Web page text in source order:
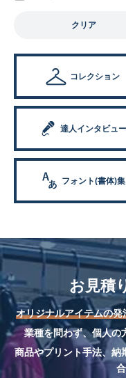
クリア
コレクション
達人インタビュー
フォント(書体)集
お見積
オリジナルアイテムの
業種を問わず、個人の
商品やプリント手法、納